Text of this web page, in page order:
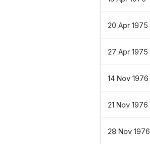
20 Apr 1975
27 Apr 1975
14 Nov 1976
21 Nov 1976
28 Nov 1976